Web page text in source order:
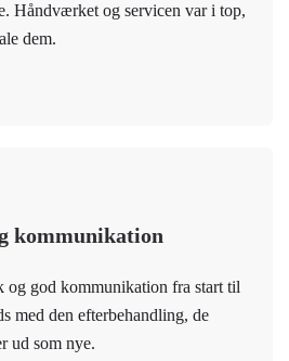
Håndværket og servicen var i top,
dem.
kommunikation
og god kommunikation fra start til
med den efterbehandling, de
ud som nye.